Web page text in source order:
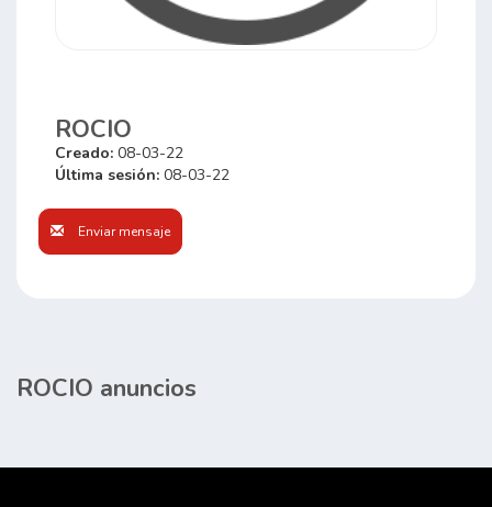
ROCIO
Creado: 08-03-22
Última sesión: 08-03-22
Enviar mensaje
ROCIO anuncios